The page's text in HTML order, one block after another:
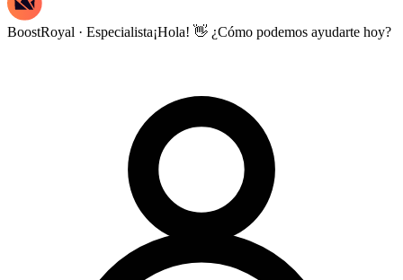
BoostRoyal · Especialista¡Hola! 👋 ¿Cómo podemos ayudarte hoy?